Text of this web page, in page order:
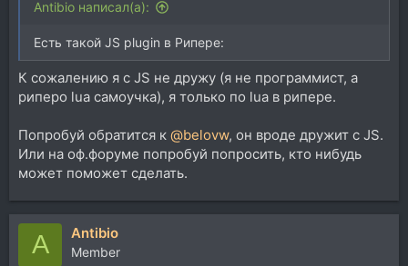
Antibio написал(а):
Есть такой JS plugin в Рипере:
К сожалению я с JS не дружу (я не программист, а
риперо lua самоучка), я только по lua в рипере.
Попробуй обратится к @belovw, он вроде дружит с JS.
Или на оф.форуме попробуй попросить, кто нибудь
может поможет сделать.
A Antibio
Member